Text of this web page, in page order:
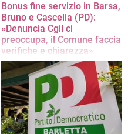
Bonus fine servizio in Barsa,
Bruno e Cascella (PD):
«Denuncia Cgil ci
preoccupa, il Comune faccia
verifiche e chiarezza»
La nota dei dem